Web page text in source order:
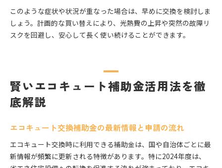
このような症状や状況が重なった場合は、早めに交換を検討しま
しょう。計画的な買い替えにより、光熱費の上昇や突然の故障リ
スクを回避し、安心して長く使い続けることができます。
賢いエコキュート補助金活用法を徹
底解説
エコキュート交換補助金の最新情報と申請の流れ
エコキュート交換時に利用できる補助金は、国や自治体ごとに最
新情報が頻繁に更新される特徴があります。特に2024年度は、